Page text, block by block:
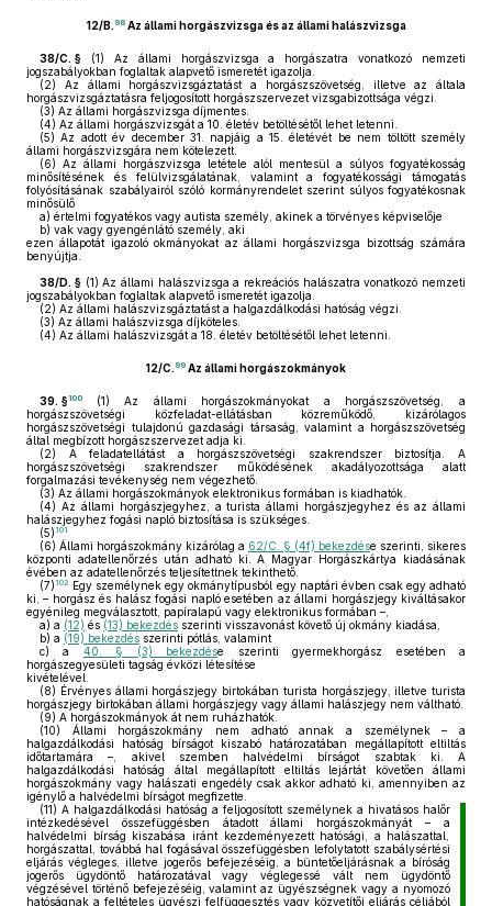
12/B. 98Az állami horgászvizsga és az állami halászvizsga
38/C. § (1) Az állami horgászvizsga a horgászatra vonatkozó nemzeti
jogszabályokban foglaltak alapvető ismeretét igazolja.
(2) Az állami horgászvizsgáztatást a horgászszövetség, illetve az általa
horgászvizsgáztatásra feljogosított horgászszervezet vizsgabizottsága végzi.
(3) Az állami horgászvizsga díjmentes.
(4) Az állami horgászvizsgát a 10. életév betöltésétől lehet letenni.
(5) Az adott év december 31. napjáig a 15. életévét be nem töltött személy
állami horgászvizsgára nem kötelezett.
(6) Az állami horgászvizsga letétele alól mentesül a súlyos fogyatékosság
minősítésének és felülvizsgálatának, valamint a fogyatékossági támogatás
folyósításának szabályairól szóló kormányrendelet szerint súlyos fogyatékosnak
minősülő
a) értelmi fogyatékos vagy autista személy, akinek a törvényes képviselője
b) vak vagy gyengénlátó személy, aki
ezen állapotát igazoló okmányokat az állami horgászvizsga bizottság számára
benyújtja.
38/D. § (1) Az állami halászvizsga a rekreációs halászatra vonatkozó nemzeti
jogszabályokban foglaltak alapvető ismeretét igazolja.
(2) Az állami halászvizsgáztatást a halgazdálkodási hatóság végzi.
(3) Az állami halászvizsga díjköteles.
(4) Az állami halászvizsgát a 18. életév betöltésétől lehet letenni.
12/C. 99 Az állami horgászokmányok
39. §100 (1) Az állami horgászokmányokat a horgászszövetség, a
horgászszövetségi közfeladat-ellátásban közreműködő, kizárólagos
horgászszövetségi tulajdonú gazdasági társaság, valamint a horgászszövetség
által megbízott horgászszervezet adja ki.
(2) A feladatellátást a horgászszövetségi szakrendszer biztosítja. A
horgászszövetségi szakrendszer működésének akadályozottsága alatt
forgalmazási tevékenység nem végezhető.
(3) Az állami horgászokmányok elektronikus formában is kiadhatók.
(4) Az állami horgászjegyhez, a turista állami horgászjegyhez és az állami
halászjegyhez fogási napló biztosítása is szükséges.
(5) 101
(6) Állami horgászokmány kizárólag a 62/C. § (4f) bekezdése szerinti, sikeres
központi adatellenőrzés után adható ki. A Magyar Horgászkártya kiadásának
évében az adatellenőrzés teljesítettnek tekinthető.
(7) 102 Egy személynek egy okmánytípusból egy naptári évben csak egy adható
ki, – horgász és halász fogási napló esetében az állami horgászjegy kiváltásakor
egyénileg megválasztott, papíralapú vagy elektronikus formában –,
a) a (12) és (13) bekezdés szerinti visszavonást követő új okmány kiadása,
b) a (19) bekezdés szerinti pótlás, valamint
c) a 40. § (3) bekezdése szerinti gyermekhorgász esetében a
horgászegyesületi tagság évközi létesítése
kivételével.
(8) Érvényes állami horgászjegy birtokában turista horgászjegy, illetve turista
horgászjegy birtokában állami horgászjegy vagy állami halászjegy nem váltható.
(9) A horgászokmányok át nem ruházhatók.
(10) Állami horgászokmány nem adható annak a személynek – a
halgazdálkodási hatóság bírságot kiszabó határozatában megállapított eltiltás
időtartamára –, akivel szemben halvédelmi bírságot szabtak ki. A
halgazdálkodási hatóság által megállapított eltiltás lejártát követően állami
horgászokmány vagy halászati engedély csak akkor adható ki, amennyiben az
igénylő a halvédelmi bírságot megfizette.
(11) A halgazdálkodási hatóság a feljogosított személynek a hivatásos halőr
intézkedésével összefüggésben átadott állami horgászokmányát – a
halvédelmi bírság kiszabása iránt kezdeményezett hatósági, a halászattal,
horgászattal, továbbá hal fogásával összefüggésben lefolytatott szabálysértési
eljárás végleges, illetve jogerős befejezéséig, a büntetőeljárásnak a bíróság
jogerős ügydöntő határozatával vagy véglegessé vált nem ügydöntő
végzésével történő befejezéséig, valamint az ügyészségnek vagy a nyomozó
hatóságnak a feltételes ügyészi felfüggesztés vagy közvetítői eljárás céljából